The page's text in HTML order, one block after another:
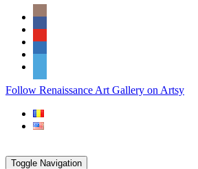
Skip
content
Social
Icons
PARTENER
Follow Renaissance Art Gallery on Artsy
Toggle Navigation